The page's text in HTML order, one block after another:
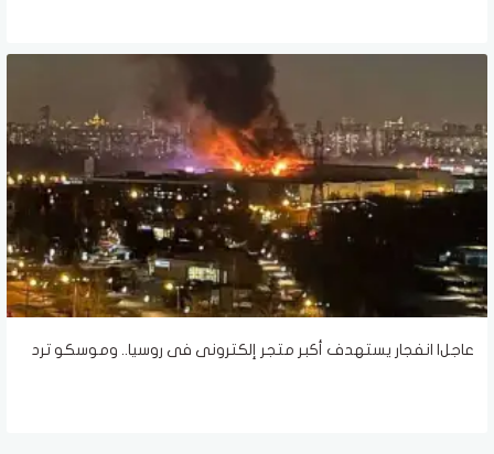
عاجل| انفجار يستهدف أكبر متجر إلكترونى فى روسيا.. وموسكو ترد